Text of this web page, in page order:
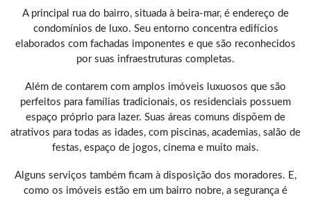
A principal rua do bairro, situada à beira-mar, é endereço de
condomínios de luxo. Seu entorno concentra edifícios
elaborados com fachadas imponentes e que são reconhecidos
por suas infraestruturas completas.
Além de contarem com amplos imóveis luxuosos que são
perfeitos para famílias tradicionais, os residenciais possuem
espaço próprio para lazer. Suas áreas comuns dispõem de
atrativos para todas as idades, com piscinas, academias, salão de
festas, espaço de jogos, cinema e muito mais.
Alguns serviços também ficam à disposição dos moradores. E,
como os imóveis estão em um bairro nobre, a segurança é